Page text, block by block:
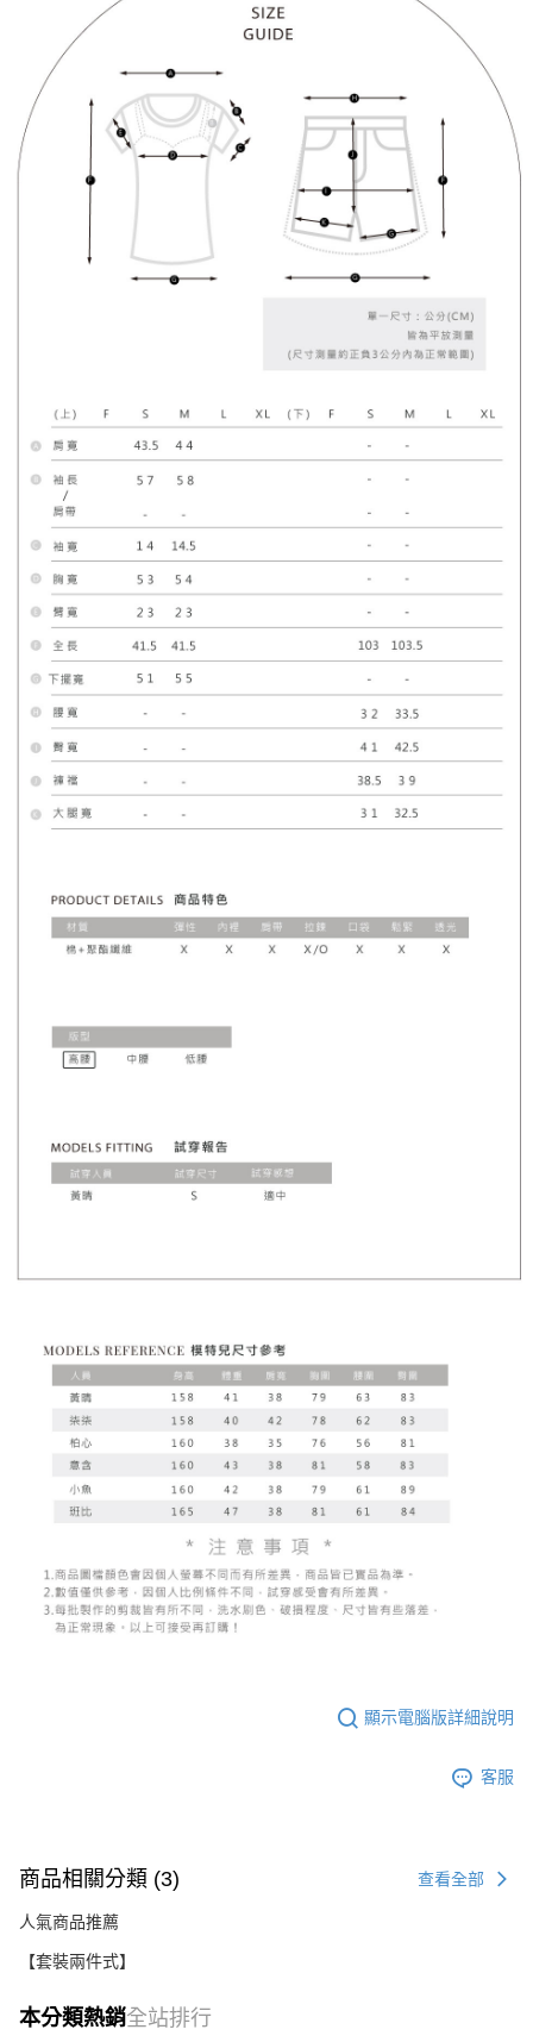
顯示電腦版詳細說明
客服
商品相關分類 (3) 查看全部
人氣商品推薦
【套裝兩件式】
本分類熱銷全站排行